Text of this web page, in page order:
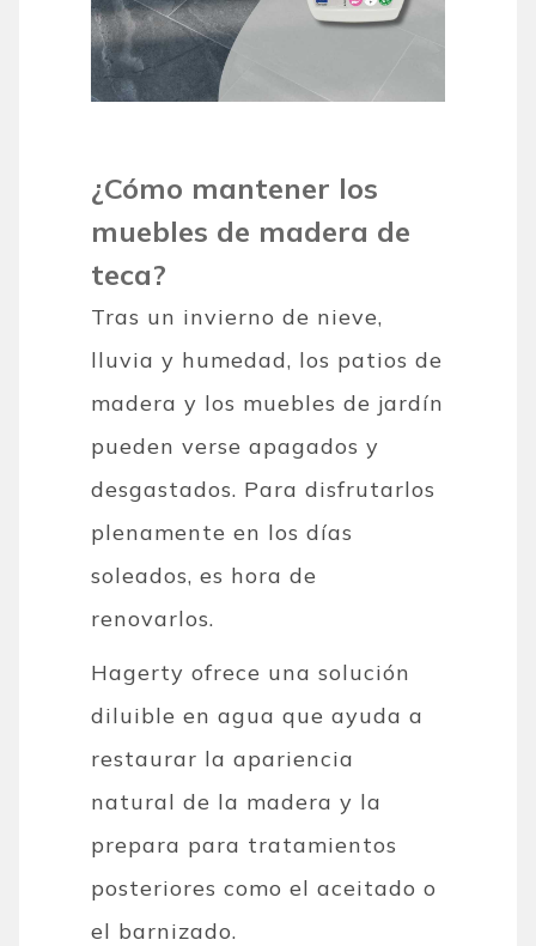
¿Cómo mantener los
muebles de madera de
teca?
Tras un invierno de nieve,
lluvia y humedad, los patios de
madera y los muebles de jardín
pueden verse apagados y
desgastados. Para disfrutarlos
plenamente en los días
soleados, es hora de
renovarlos.
Hagerty ofrece una solución
diluible en agua que ayuda a
restaurar la apariencia
natural de la madera y la
prepara para tratamientos
posteriores como el aceitado o
el barnizado.